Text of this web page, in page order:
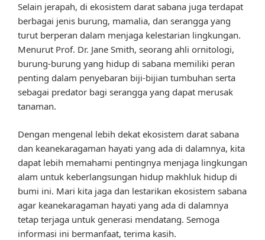
Selain jerapah, di ekosistem darat sabana juga terdapat
berbagai jenis burung, mamalia, dan serangga yang
turut berperan dalam menjaga kelestarian lingkungan.
Menurut Prof. Dr. Jane Smith, seorang ahli ornitologi,
burung-burung yang hidup di sabana memiliki peran
penting dalam penyebaran biji-bijian tumbuhan serta
sebagai predator bagi serangga yang dapat merusak
tanaman.
Dengan mengenal lebih dekat ekosistem darat sabana
dan keanekaragaman hayati yang ada di dalamnya, kita
dapat lebih memahami pentingnya menjaga lingkungan
alam untuk keberlangsungan hidup makhluk hidup di
bumi ini. Mari kita jaga dan lestarikan ekosistem sabana
agar keanekaragaman hayati yang ada di dalamnya
tetap terjaga untuk generasi mendatang. Semoga
informasi ini bermanfaat, terima kasih.